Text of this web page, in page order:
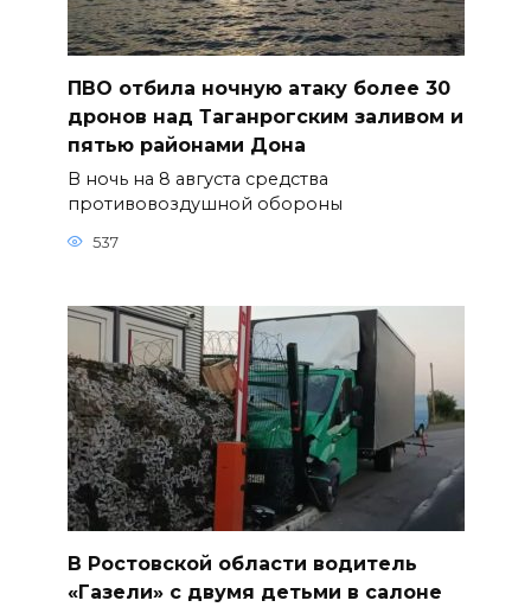
ПВО отбила ночную атаку более 30
дронов над Таганрогским заливом и
пятью районами Дона
В ночь на 8 августа средства
противовоздушной обороны
537
В Ростовской области водитель
«Газели» с двумя детьми в салоне